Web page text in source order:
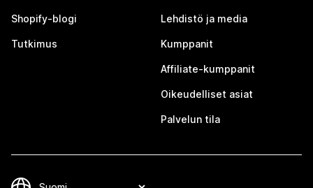
Shopify-blogi
Tutkimus
Lehdistö ja media
Kumppanit
Affiliate-kumppanit
Oikeudelliset asiat
Palvelun tila